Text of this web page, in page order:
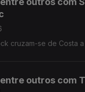
cruzam-se de Costa a
outros com